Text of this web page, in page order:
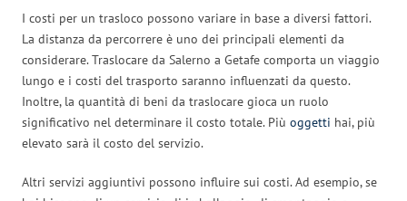
I costi per un trasloco possono variare in base a diversi fattori.
La distanza da percorrere è uno dei principali elementi da
considerare. Traslocare da Salerno a Getafe comporta un viaggio
lungo e i costi del trasporto saranno influenzati da questo.
Inoltre, la quantità di beni da traslocare gioca un ruolo
significativo nel determinare il costo totale. Più oggetti hai, più
elevato sarà il costo del servizio.
Altri servizi aggiuntivi possono influire sui costi. Ad esempio, se